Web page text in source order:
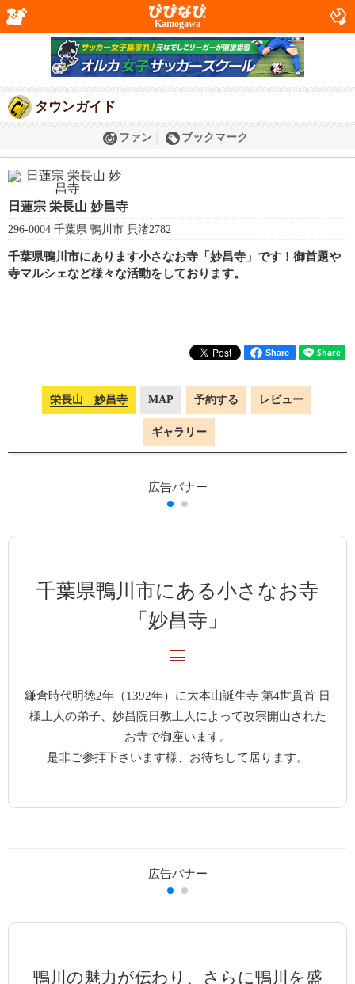
Kamogawa
タウンガイド
ファン ブックマーク
日蓮宗 栄長山 妙昌寺
296-0004 千葉県 鴨川市 貝渚2782
千葉県鴨川市にあります小さなお寺「妙昌寺」です！御首題や
寺マルシェなど様々な活動をしております。
Share
栄長山 妙昌寺 MAP 予約する レビュー
ギャラリー
千葉県鴨川市にある小さなお寺
「妙昌寺」
鎌倉時代明徳2年（1392年）に大本山誕生寺 第4世貫首 日
様上人の弟子、妙昌院日教上人によって改宗開山された
お寺で御座います。
是非ご参拝下さいます様、お待ちして居ります。
鴨川の魅力が伝わり、さらに鴨川を盛